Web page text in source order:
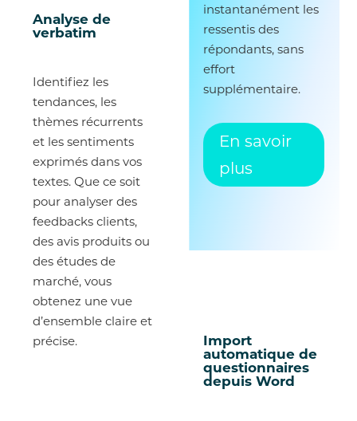
instantanément les
ressentis des
répondants, sans
effort
supplémentaire.
En savoir
plus
Analyse de
verbatim
Identifiez les
tendances, les
thèmes récurrents
et les sentiments
exprimés dans vos
textes. Que ce soit
pour analyser des
feedbacks clients,
des avis produits ou
des études de
marché, vous
obtenez une vue
d’ensemble claire et
précise.
Import
automatique de
questionnaires
depuis Word